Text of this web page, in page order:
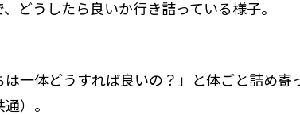
どうしたら良いか行き詰っている様子。
は一体どうすれば良いの？」と体ごと詰め寄
）。